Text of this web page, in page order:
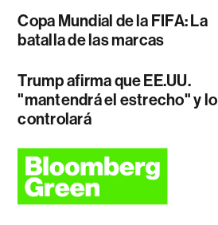
Copa Mundial de la FIFA: La
batalla de las marcas
Trump afirma que EE.UU.
"mantendrá el estrecho" y lo
controlará